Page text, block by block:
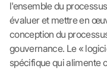
l'ensemble du
évaluer et mettre en
conception du
gouvernance. Le «
spécifique qui alimente